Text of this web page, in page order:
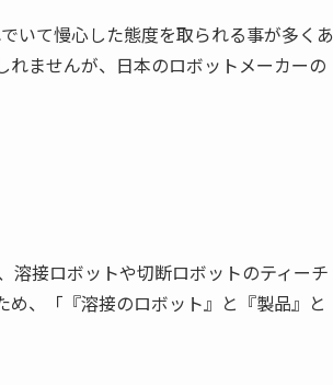
いて慢心した態度を取られる事が多くあ
れませんが、日本のロボットメーカーの
溶接ロボットや切断ロボットのティーチ
、「『溶接のロボット』と『製品』と